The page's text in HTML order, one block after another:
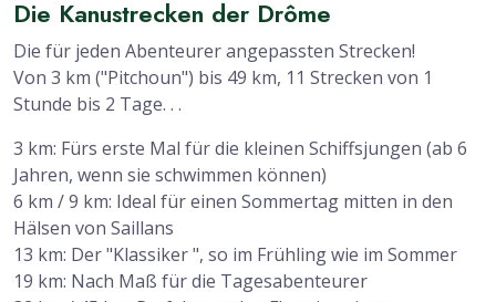
Die Kanustrecken der Drôme
Die für jeden Abenteurer angepassten Strecken!
Von 3 km ("Pitchoun") bis 49 km, 11 Strecken von 1
Stunde bis 2 Tage. . .
3 km: Fürs erste Mal für die kleinen Schiffsjungen (ab 6
Jahren, wenn sie schwimmen können)
6 km / 9 km: Ideal für einen Sommertag mitten in den
Hälsen von Saillans
13 km: Der "Klassiker ", so im Frühling wie im Sommer
19 km: Nach Maß für die Tagesabenteurer